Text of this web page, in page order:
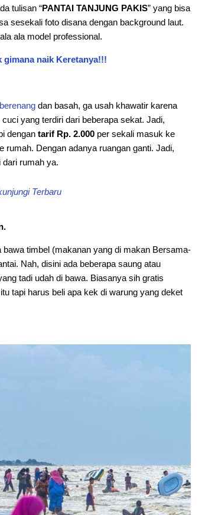
tulisan “PANTAI TANJUNG PAKIS” yang bisa
sesekali foto disana dengan background laut.
ala model professional.
gimana naik Keretanya!!!
berenang dan basah, ga usah khawatir karena
yang terdiri dari beberapa sekat. Jadi,
dengan tarif Rp. 2.000 per sekali masuk ke
Dengan adanya ruangan ganti. Jadi,
dari rumah ya.
Terbaru
timbel (makanan yang di makan Bersama-
Nah, disini ada beberapa saung atau
tadi udah di bawa. Biasanya sih gratis
tapi harus beli apa kek di warung yang deket